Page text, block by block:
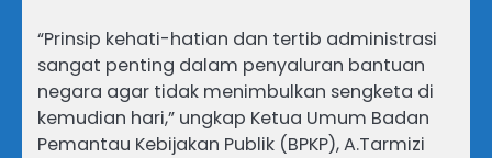
“Prinsip kehati-hatian dan tertib administrasi
sangat penting dalam penyaluran bantuan
negara agar tidak menimbulkan sengketa di
kemudian hari,” ungkap Ketua Umum Badan
Pemantau Kebijakan Publik (BPKP), A.Tarmizi